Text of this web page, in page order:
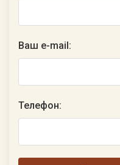
Ваш e-mail:
Телефон: